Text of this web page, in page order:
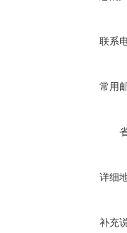
联系
常用
详细
补充